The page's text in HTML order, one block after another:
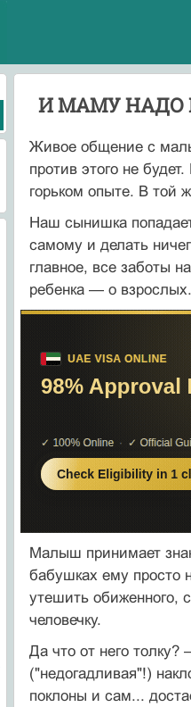
И МАМУ НАДО
Живое общение с
против этого не
горьком опыте. В той
Наш сынишка
самому и делать
главное, все заботы
ребенка — о взрослых.
Малыш принимает
бабушках ему просто
утешить обиженного,
человечку.
Да что от него
("недогадливая"!)
поклоны и сам...